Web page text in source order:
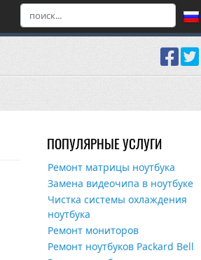
ПОПУЛЯРНЫЕ УСЛУГИ
Ремонт матрицы ноутбука
Замена видеочипа в ноутбуке
Чистка системы охлаждения
ноутбука
Ремонт мониторов
Ремонт ноутбуков Packard Bell